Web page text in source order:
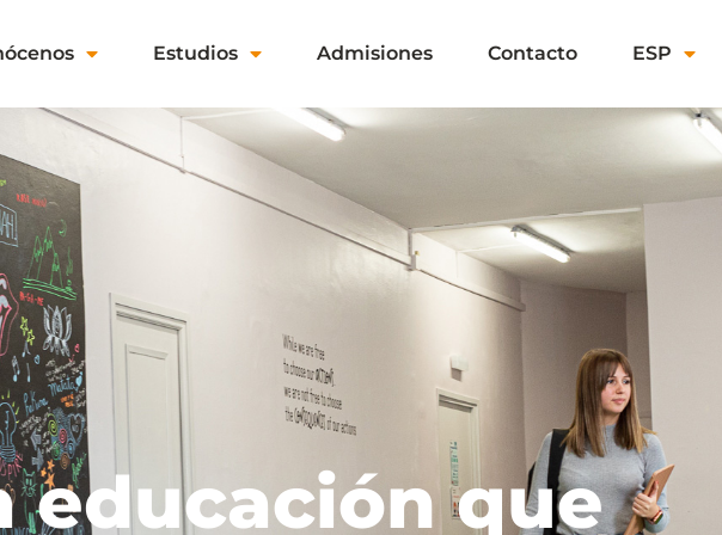
Estudios Admisiones Contacto ESP
educación que